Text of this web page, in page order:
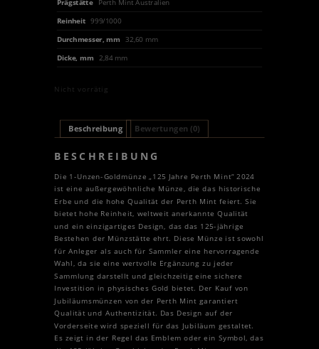
Prägstätte
Perth Mint Australien
Reinheit 999/1000
Durchmesser, mm
32,60 mm
Dicke, mm
2,84 mm
Nicht vorrätig
Beschreibung Bewertungen (0)
BESCHREIBUNG
Die 1-Unzen-Goldmünze „125 Jahre Perth Mint“ 2024
ist eine außergewöhnliche Münze, die das historische
Erbe und die hohe Qualität der Perth Mint feiert. Sie
bietet hohe Reinheit, weltweit anerkannte Qualität
und ein einzigartiges Design, das das 125-jährige
Bestehen der Münzstätte ehrt. Diese Münze ist sowohl
für Anleger als auch für Sammler eine hervorragende
Wahl, da sie eine wertvolle Ergänzung zu jeder
Sammlung darstellt und gleichzeitig eine sichere
Investition in physisches Gold bietet. Der Kauf von
Jubiläumsmünzen von der Perth Mint garantiert
Qualität und Authentizität. Das Design auf der
Vorderseite wird speziell für das Jubiläum gestaltet.
Es zeigt in der Regel das Emblem oder ein Symbol, das